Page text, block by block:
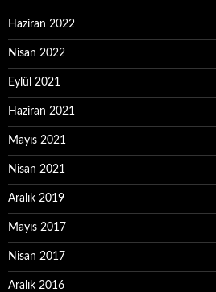
Haziran 2022
Nisan 2022
Eylül 2021
Haziran 2021
Mayıs 2021
Nisan 2021
Aralık 2019
Mayıs 2017
Nisan 2017
Aralık 2016